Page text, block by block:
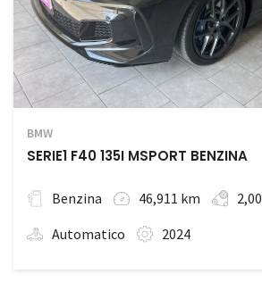
BMW
SERIE1 F40 135I MSPORT BENZINA
Benzina 46,911 km
Automatico
2024